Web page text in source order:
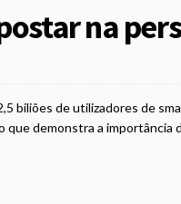
na
biliões de utilizadores de
demonstra a importância